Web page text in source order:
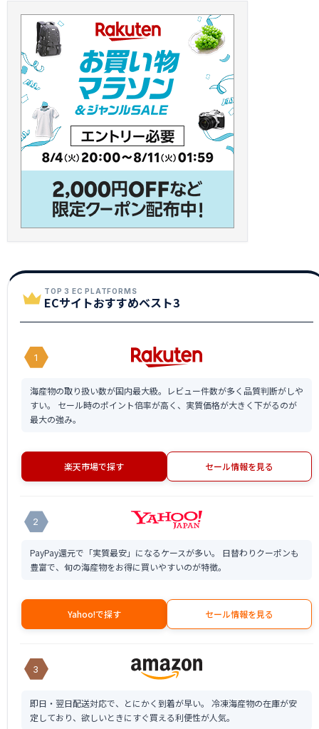
TOP 3 EC PLATFORMS
ECサイトおすすめベスト3
1
海産物の取り扱い数が国内最大級。レビュー件数が多く品質判断がしや
すい。 セール時のポイント倍率が高く、実質価格が大きく下がるのが
最大の強み。
楽天市場で探す セール情報を見る
2
PayPay還元で「実質最安」になるケースが多い。 日替わりクーポンも
豊富で、旬の海産物をお得に買いやすいのが特徴。
Yahoo!で探す セール情報を見る
3
即日・翌日配送対応で、とにかく到着が早い。 冷凍海産物の在庫が安
定しており、欲しいときにすぐ買える利便性が人気。